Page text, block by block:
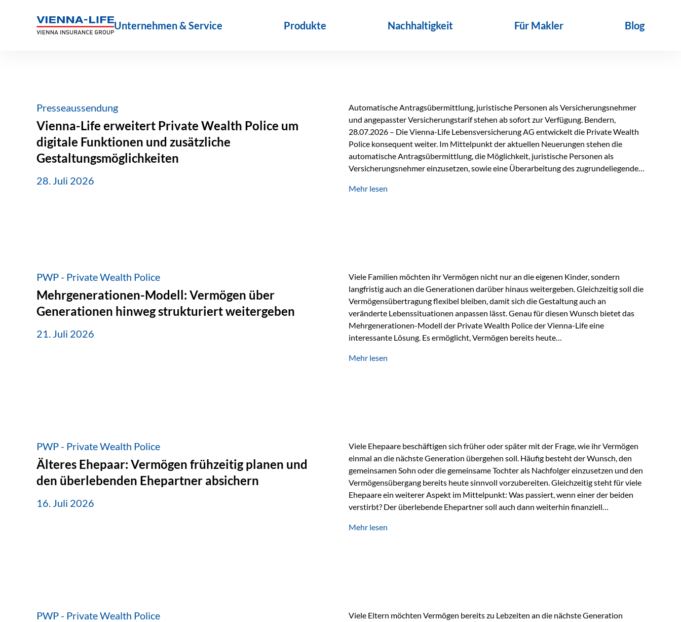
Unternehmen & Service Produkte Nachhaltigkeit Für Makler Blog
Presseaussendung
Vienna-Life erweitert Private Wealth Police um
digitale Funktionen und zusätzliche
Gestaltungsmöglichkeiten
28. Juli 2026
Automatische Antragsübermittlung, juristische Personen als Versicherungsnehmer
und angepasster Versicherungstarif stehen ab sofort zur Verfügung. Bendern,
28.07.2026 – Die Vienna-Life Lebensversicherung AG entwickelt die Private Wealth
Police konsequent weiter. Im Mittelpunkt der aktuellen Neuerungen stehen die
automatische Antragsübermittlung, die Möglichkeit, juristische Personen als
Versicherungsnehmer einzusetzen, sowie eine Überarbeitung des zugrundeliegenden
Abwicklung für Vertriebspartner deutlich effizienter gestaltet. Anträge werden direkt
Mehr lesen
PWP - Private Wealth Police
Mehrgenerationen-Modell: Vermögen über
Generationen hinweg strukturiert weitergeben
21. Juli 2026
Viele Familien möchten ihr Vermögen nicht nur an die eigenen Kinder, sondern
langfristig auch an die Generationen darüber hinaus weitergeben. Gleichzeitig soll die
Vermögensübertragung flexibel bleiben, damit sich die Gestaltung auch an
veränderte Lebenssituationen anpassen lässt. Genau für diesen Wunsch bietet das
Mehrgenerationen-Modell der Private Wealth Police der Vienna-Life eine
interessante Lösung. Es ermöglicht, Vermögen bereits heute
Ausgangssituation Stellen Sie sich folgende Familie vor: Die Großeltern haben über
Mehr lesen
PWP - Private Wealth Police
Älteres Ehepaar: Vermögen frühzeitig planen und
den überlebenden Ehepartner absichern
16. Juli 2026
Viele Ehepaare beschäftigen sich früher oder später mit der Frage, wie ihr Vermögen
einmal an die nächste Generation übergehen soll. Häufig besteht der Wunsch, den
gemeinsamen Sohn oder die gemeinsame Tochter als Nachfolger einzusetzen und den
Vermögensübergang bereits heute sinnvoll vorzubereiten. Gleichzeitig steht für viele
Ehepaare ein weiterer Aspekt im Mittelpunkt: Was passiert, wenn einer der beiden
verstirbt? Der überlebende Ehepartner soll auch dann weiterhin finanziell
können. Genau für diese Ausgangssituation bietet die Private Wealth Police der
Mehr lesen
PWP - Private Wealth Police
Viele Eltern möchten Vermögen bereits zu Lebzeiten an die nächste Generation